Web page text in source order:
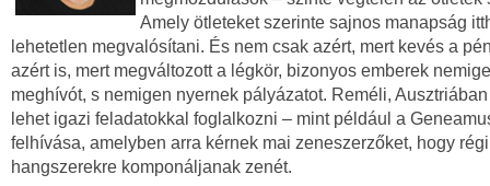
Amely ötleteket szerinte sajnos manapság
lehetetlen megvalósítani. És nem csak azért, mert kevés a
azért is, mert megváltozott a légkör, bizonyos emberek
meghívót, s nemigen nyernek pályázatot. Reméli,
lehet igazi feladatokkal foglalkozni – mint például a
felhívása, amelyben arra kérnek mai zeneszerzőket, hogy régi
hangszerekre komponáljanak zenét.